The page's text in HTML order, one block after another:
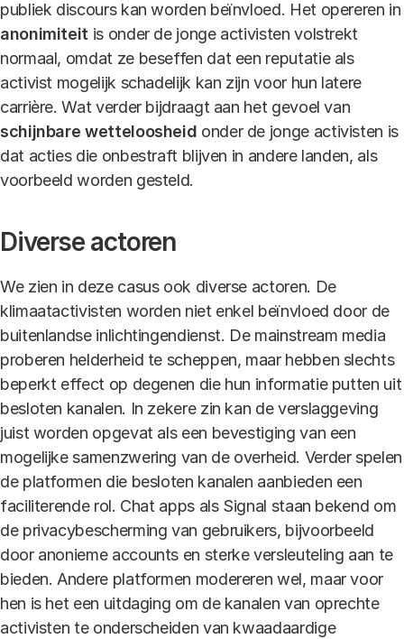
publiek discours kan worden beïnvloed. Het opereren in
anonimiteit is onder de jonge activisten volstrekt
normaal, omdat ze beseffen dat een reputatie als
activist mogelijk schadelijk kan zijn voor hun latere
carrière. Wat verder bijdraagt aan het gevoel van
schijnbare wetteloosheid onder de jonge activisten is
dat acties die onbestraft blijven in andere landen, als
voorbeeld worden gesteld.
Diverse actoren
We zien in deze casus ook diverse actoren. De
klimaatactivisten worden niet enkel beïnvloed door de
buitenlandse inlichtingendienst. De mainstream media
proberen helderheid te scheppen, maar hebben slechts
beperkt effect op degenen die hun informatie putten uit
besloten kanalen. In zekere zin kan de verslaggeving
juist worden opgevat als een bevestiging van een
mogelijke samenzwering van de overheid. Verder spelen
de platformen die besloten kanalen aanbieden een
faciliterende rol. Chat apps als Signal staan bekend om
de privacybescherming van gebruikers, bijvoorbeeld
door anonieme accounts en sterke versleuteling aan te
bieden. Andere platformen modereren wel, maar voor
hen is het een uitdaging om de kanalen van oprechte
activisten te onderscheiden van kwaadaardige